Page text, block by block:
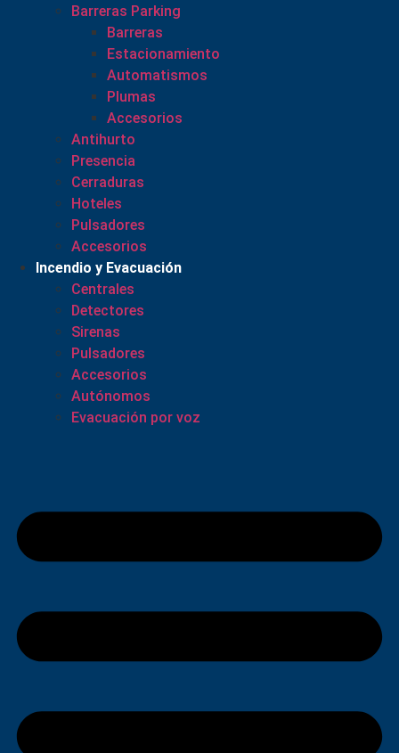
Barreras Parking
Barreras
Estacionamiento
Automatismos
Plumas
Accesorios
Antihurto
Presencia
Cerraduras
Hoteles
Pulsadores
Accesorios
Incendio y Evacuación
Centrales
Detectores
Sirenas
Pulsadores
Accesorios
Autónomos
Evacuación por voz